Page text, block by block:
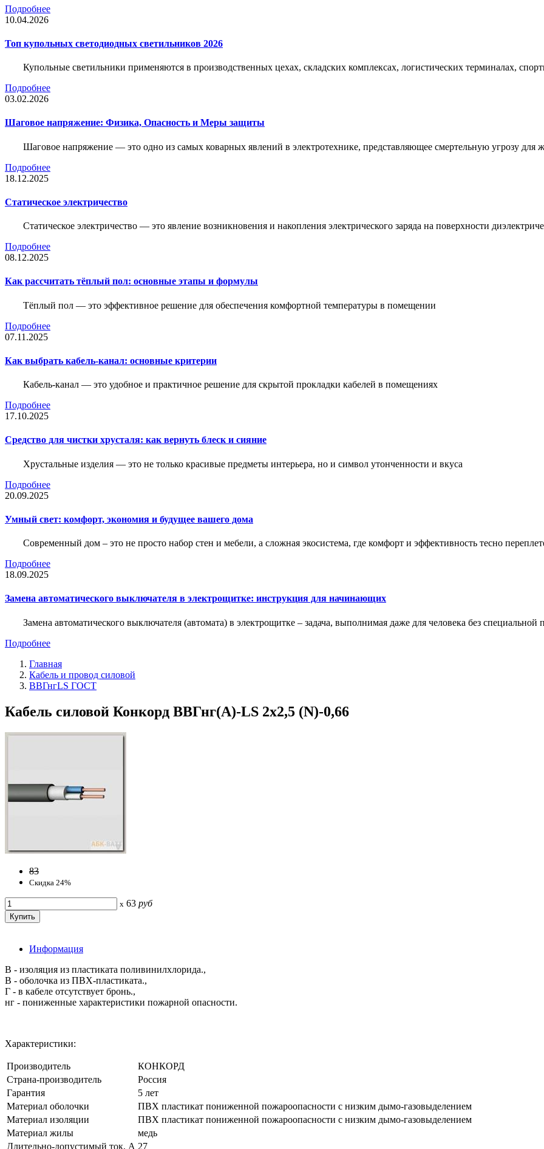
Подробнее
10.04.2026
Топ купольных светодиодных светильников 2026
Купольные светильники применяются в производственных цехах, складских комплексах, логистических терминалах,
Подробнее
03.02.2026
Шаговое напряжение: Физика, Опасность и Меры защиты
Шаговое напряжение — это одно из самых коварных явлений в электротехнике, представляющее смертельную угрозу для
Подробнее
18.12.2025
Статическое электричество
Статическое электричество — это явление возникновения и накопления электрического заряда на поверхности
Подробнее
08.12.2025
Как рассчитать тёплый пол: основные этапы и формулы
Тёплый пол — это эффективное решение для обеспечения комфортной температуры в помещении
Подробнее
07.11.2025
Как выбрать кабель-канал: основные критерии
Кабель-канал — это удобное и практичное решение для скрытой прокладки кабелей в помещениях
Подробнее
17.10.2025
Средство для чистки хрусталя: как вернуть блеск и сияние
Хрустальные изделия — это не только красивые предметы интерьера, но и символ утонченности и вкуса
Подробнее
20.09.2025
Умный свет: комфорт, экономия и будущее вашего дома
Современный дом – это не просто набор стен и мебели, а сложная экосистема, где комфорт и эффективность тесно
Подробнее
18.09.2025
Замена автоматического выключателя в электрощитке: инструкция для начинающих
Замена автоматического выключателя (автомата) в электрощитке – задача, выполнимая даже для человека без специальной
Подробнее
Главная
Кабель и провод силовой
ВВГнгLS ГОСТ
Кабель силовой Конкорд ВВГнг(A)-LS 2х2,5 (N)-0,66
83
Скидка 24%
x 63 руб
Информация
В - изоляция из пластиката поливинилхлорида.,
В - оболочка из ПВХ-пластиката.,
Г - в кабеле отсутствует бронь.,
нг - пониженные характеристики пожарной опасности.
Характеристики:
Производитель
КОНКОРД
Страна-производитель
Россия
Гарантия
5 лет
Материал оболочки
ПВХ пластикат пониженной пожароопасности с низким дымо-газовыделением
Материал изоляции
ПВХ пластикат пониженной пожароопасности с низким дымо-газовыделением
Материал жилы
медь
Длительно-допустимый ток, А 27